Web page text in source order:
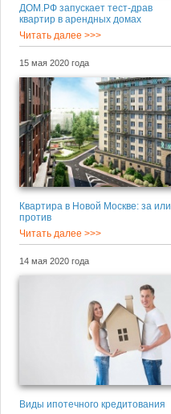
ДОМ.РФ запускает тест-драв
квартир в арендных домах
Читать далее >>>
15 мая 2020 года
Квартира в Новой Москве: за или
против
Читать далее >>>
14 мая 2020 года
Виды ипотечного кредитования